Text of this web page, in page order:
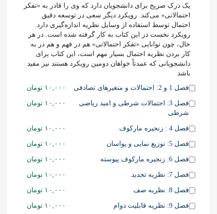
یک درک صریح برای دانشجویان دارد که وی را قادر به «تفکر
احتمالاتی» می‌کند. رویکرد دیگر سعی در توسعه دقیق
احتمال توسط استفاده از وسایل نظریه اندازه‌گیری دارد.
رویکرد نخست در این کتاب به کار گرفته شده است. در هر
حال، چون توانایی «تفکر احتمالاتی» هم در فهم و هم در به
کار بردن نظریه احتمال بسیار مهم است، این کتاب برای
دانشجویانی که عمدتاً خواهان دومین رویکرد هستند نیز مفید
باشد
Buy
of
this
item
فصل 1 و 2: احتمالات و متغیرهای تصادفی ۱۰,۰۰۰ تومان
Buy
one
this
item
فصل 3: احتمالات شرطی و امید ریاضی
شرطی
۱۰,۰۰۰ تومان
Buy
of
this
فصل 4 : زنجیره مارکوف ۱۰,۰۰۰ تومان
Buy
of
this
فصل 5: توزیع نمایی و پواسان ۱۰,۰۰۰ تومان
Buy
of
this
فصل 6: زنجیره مارکوف پیوسته ۱۰,۰۰۰ تومان
Buy
of
this
فصل 7: نظریه تجدید ۱۰,۰۰۰ تومان
Buy
of
فصل 8: نظریه صف ۱۰,۰۰۰ تومان
Buy
فصل 9: نظریه قابلیت دوام ۱۰,۰۰۰ تومان